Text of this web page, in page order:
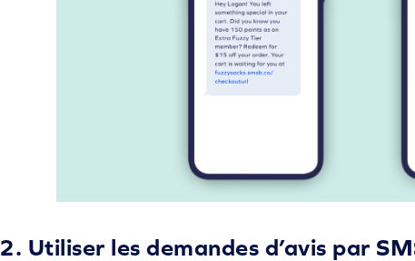
2. Utiliser les demandes d’avis par